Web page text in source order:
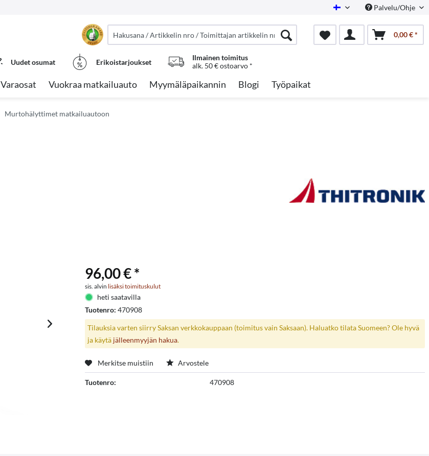
Finnish Palvelu/Ohje
0,00 € *
Uudet osumat Erikoistarjoukset
Ilmainen toimitus
alk. 50 € ostoarvo *
Varaosat Vuokraa matkailuauto Myymäläpaikannin Blogi Työpaikat
Murtohälyttimet matkailuautoon
96,00 € *
sis. alvin lisäksi toimituskulut
heti saatavilla
Tuotenro: 470908
Tilauksia varten siirry Saksan verkkokauppaan (toimitus vain Saksaan). Haluatko tilata Suomeen? Ole hyvä
ja käytä jälleenmyyjän hakua.
Merkitse muistiin Arvostele
Tuotenro: 470908